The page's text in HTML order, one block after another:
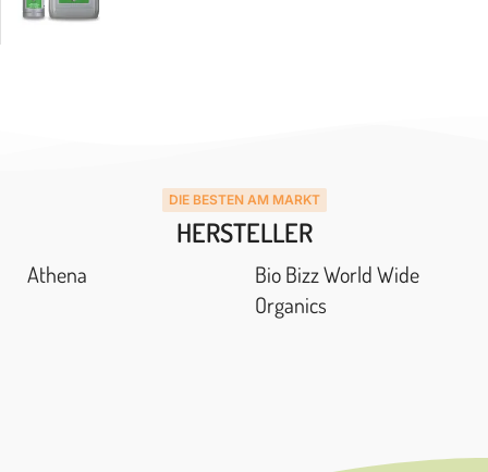
DIE BESTEN AM MARKT
HERSTELLER
Athena
Bio Bizz World Wide
Organics